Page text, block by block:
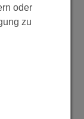
bis 18:00;
oder
zu